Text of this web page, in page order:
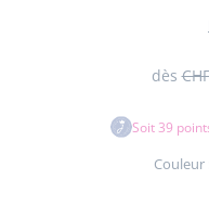
dès
Soit39
Couleur